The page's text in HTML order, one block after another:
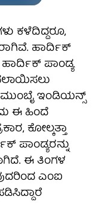
ಕಳೆದಿದ್ದರೂ,
ಹಾರ್ದಿಕ್
ಹಾರ್ದಿಕ್ ಪಾಂಡ್ಯ
ಇಂಡಿಯನ್ಸ್
ಈ ಹಿಂದೆ
ಕೋಲ್ಕತ್ತಾ
ಪಾಂಡ್ಯರನ್ನು
ಈ ತಿಂಗಳ
ಎಂಐ